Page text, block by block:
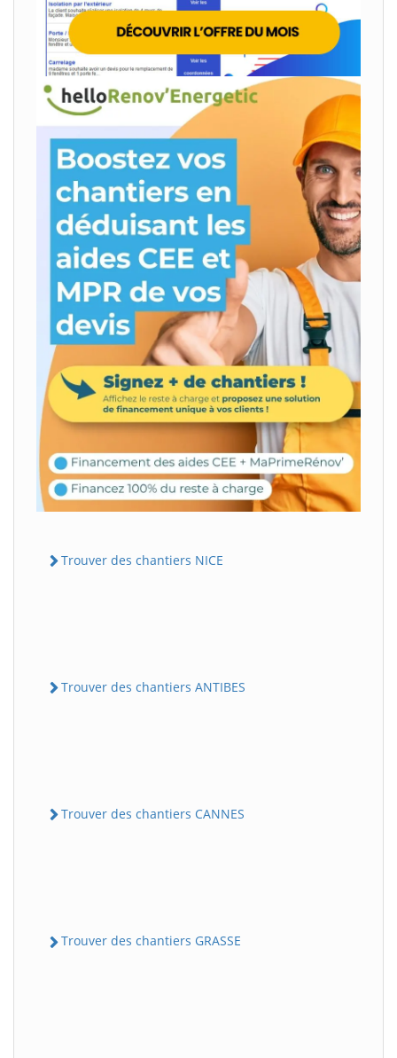
Trouver des chantiers NICE
Trouver des chantiers ANTIBES
Trouver des chantiers CANNES
Trouver des chantiers GRASSE